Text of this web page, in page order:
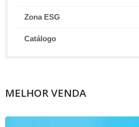
Zona ESG
Catálogo
MELHOR VENDA